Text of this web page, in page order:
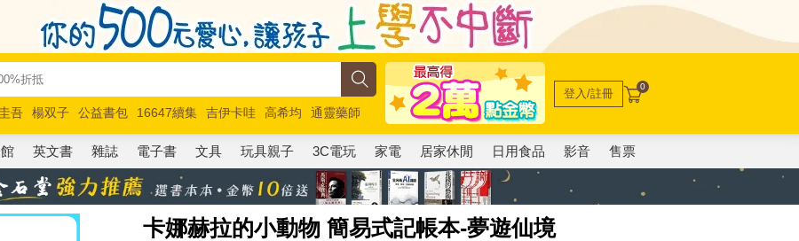
吾 楊双子 公益書包 16647續集 吉伊卡哇 高希均
通靈藥師
路邊攤新作 馬斯克 玩具總動員5 超慢跑
登入/註冊 0
英文書 雜誌 電子書 文具 玩具親子 3C電玩 家電 居家休閒 日用食品 影音 售票
卡娜赫拉的小動物 簡易式記帳本-夢遊仙境